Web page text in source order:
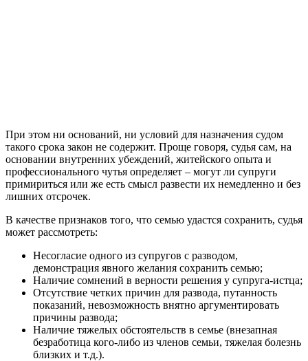
При этом ни оснований, ни условий для назначения судом
такого срока закон не содержит. Проще говоря, судья сам, на
основании внутренних убеждений, житейского опыта и
профессионального чутья определяет – могут ли супруги
примириться или же есть смысл развести их немедленно и без
лишних отсрочек.
В качестве признаков того, что семью удастся сохранить, судья
может рассмотреть:
Несогласие одного из супругов с разводом,
демонстрация явного желания сохранить семью;
Наличие сомнений в верности решения у супруга-истца;
Отсутствие четких причин для развода, путанность
показаний, невозможность внятно аргументировать
причины развода;
Наличие тяжелых обстоятельств в семье (внезапная
безработица кого-либо из членов семьи, тяжелая болезнь
близких и т.д.).